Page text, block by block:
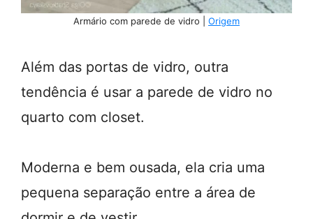
Armário com parede de vidro | Origem
Além das portas de vidro, outra
tendência é usar a parede de vidro no
quarto com closet.
Moderna e bem ousada, ela cria uma
pequena separação entre a área de